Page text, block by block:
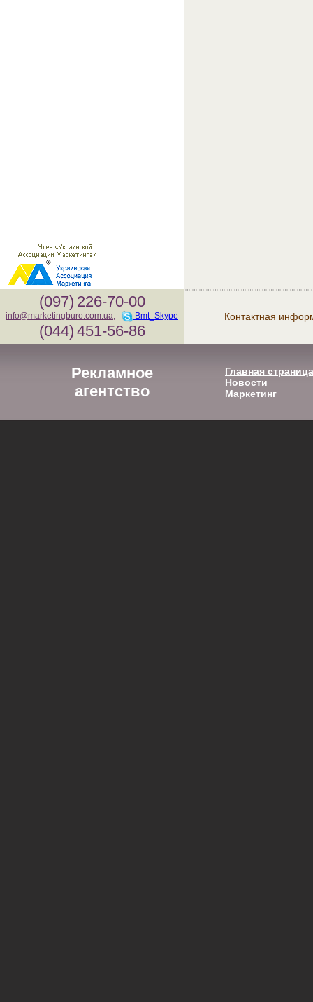
(097) 226-70-00
info@marketingburo.com.ua; Bmt_Skype
(044) 451-56-86
Контактная
Рекламное
агентство
Главная страница
Новости
Маркетинг